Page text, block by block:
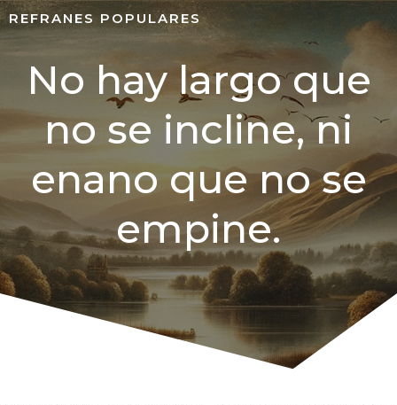
REFRANES POPULARES
No hay largo que
no se incline, ni
enano que no se
empine.